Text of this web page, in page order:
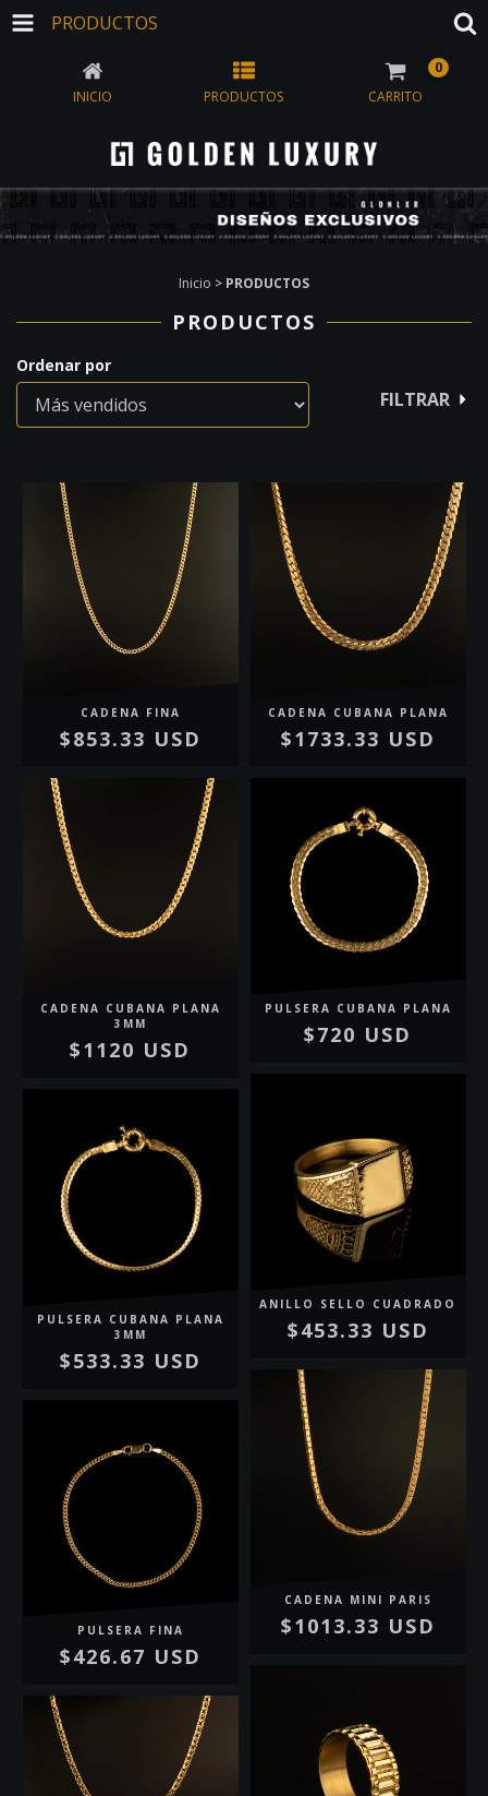
PRODUCTOS
INICIO PRODUCTOS CARRITO
0
Inicio > PRODUCTOS
PRODUCTOS
Ordenar por
FILTRAR
CADENA FINA
$853.33 USD
CADENA CUBANA PLANA
$1733.33 USD
CADENA CUBANA PLANA
3MM
$1120 USD
PULSERA CUBANA PLANA
$720 USD
PULSERA CUBANA PLANA
3MM
$533.33 USD
ANILLO SELLO CUADRADO
$453.33 USD
PULSERA FINA
$426.67 USD
CADENA MINI PARIS
$1013.33 USD